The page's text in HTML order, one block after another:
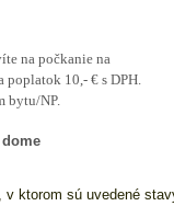
na počkanie na
poplatok 10,- € s DPH.
bytu/NP.
v ktorom sú uvedené